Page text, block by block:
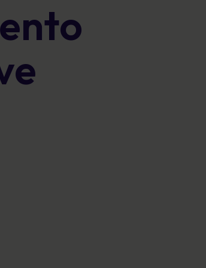
la reputazione.
che rafforzano il
sicuro ogni giorno.